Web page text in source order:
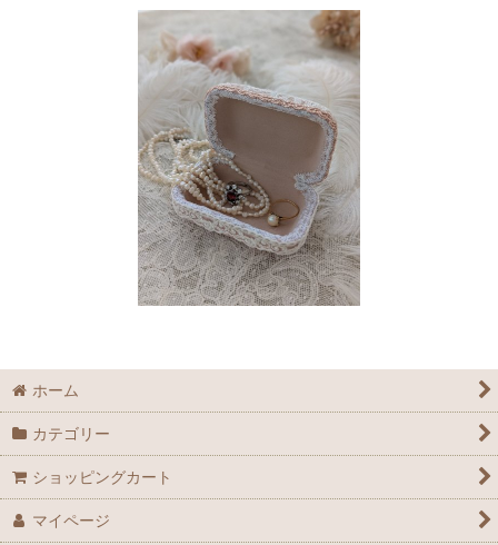
ホーム
カテゴリー
ショッピングカート
マイページ